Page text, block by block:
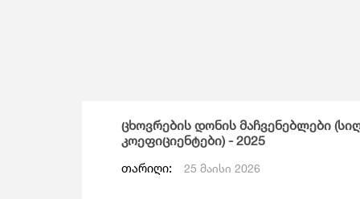
ცხოვრების დონის მაჩვენებლები
კოეფიციენტები) - 2025
თარიღი: 25 მაისი 2026